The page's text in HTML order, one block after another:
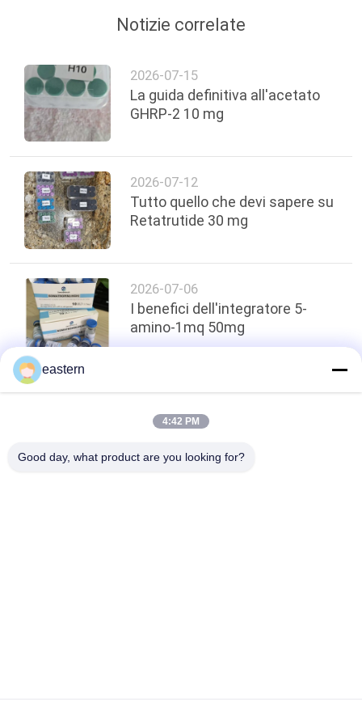
Notizie correlate
2026-07-15
La guida definitiva all'acetato
GHRP-2 10 mg
2026-07-12
Tutto quello che devi sapere su
Retatrutide 30 mg
2026-07-06
I benefici dell'integratore 5-
amino-1mq 50mg
top
eastern
4:42 PM
Good day, what product are you looking for?